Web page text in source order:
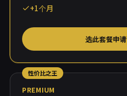
+1个月
选此套餐申请
性价比之王
PREMIUM